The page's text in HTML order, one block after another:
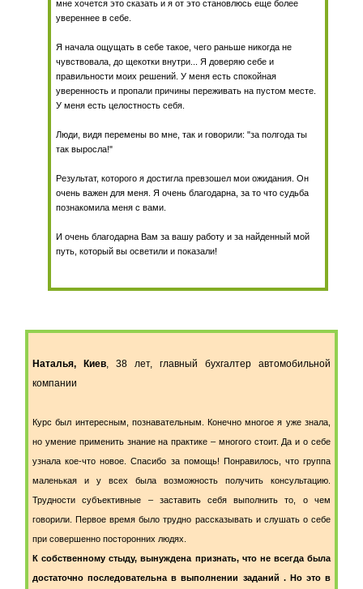
мне хочется это сказать и я от это становлюсь еще более
увереннее в себе.
Я начала ощущать в себе такое, чего раньше никогда не
чувствовала, до щекотки внутри... Я доверяю себе и
правильности моих решений. У меня есть спокойная
уверенность и пропали причины переживать на пустом месте.
У меня есть целостность себя.
Люди, видя перемены во мне, так и говорили: "за полгода ты
так выросла!"
Результат, которого я достигла превзошел мои ожидания. Он
очень важен для меня. Я очень благодарна, за то что судьба
познакомила меня с вами.
И очень благодарна Вам за вашу работу и за найденный мой
путь, который вы осветили и показали!
Наталья, Киев, 38 лет, главный бухгалтер автомобильной
компании
Курс был интересным, познавательным. Конечно многое я уже знала,
но умение применить знание на практике – многого стоит. Да и о себе
узнала кое-что новое. Спасибо за помощь! Понравилось, что группа
маленькая и у всех была возможность получить консультацию.
Трудности субъективные – заставить себя выполнить то, о чем
говорили. Первое время было трудно рассказывать и слушать о себе
при совершенно посторонних людях.
К собственному стыду, вынуждена признать, что не всегда была
достаточно последовательна в выполнении заданий . Но это в